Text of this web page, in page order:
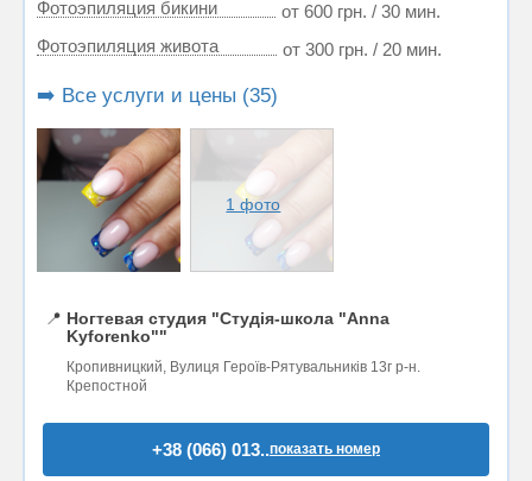
Фотоэпиляция бикини
от 600 грн. / 30 мин.
Фотоэпиляция живота
от 300 грн. / 20 мин.
➡️ Все услуги и цены (35)
1 фото
📍 Ногтевая студия "Студія-школа "Anna
Kyforenko""
Кропивницкий, Вулиця Героїв-Рятувальників 13г р-н.
Крепостной
+38 (066) 013..показать номер